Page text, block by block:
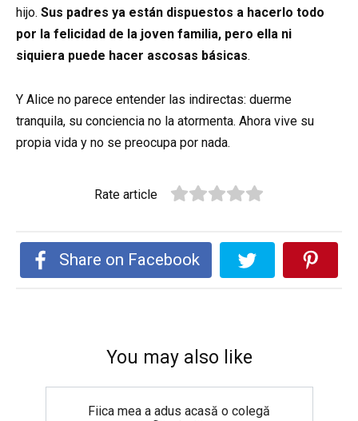
hijo. Sus padres ya están dispuestos a hacerlo todo
por la felicidad de la joven familia, pero ella ni
siquiera puede hacer ascosas básicas.
Y Alice no parece entender las indirectas: duerme
tranquila, su conciencia no la atormenta. Ahora vive su
propia vida y no se preocupa por nada.
Rate article
Share on Facebook
You may also like
Fiica mea a adus acasă o colegă